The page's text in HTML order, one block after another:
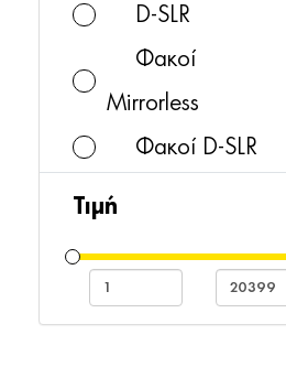
D-SLR
Φακοί
Mirrorless
Φακοί D-SLR
Φλας
Φίλτρα &
Τιμή